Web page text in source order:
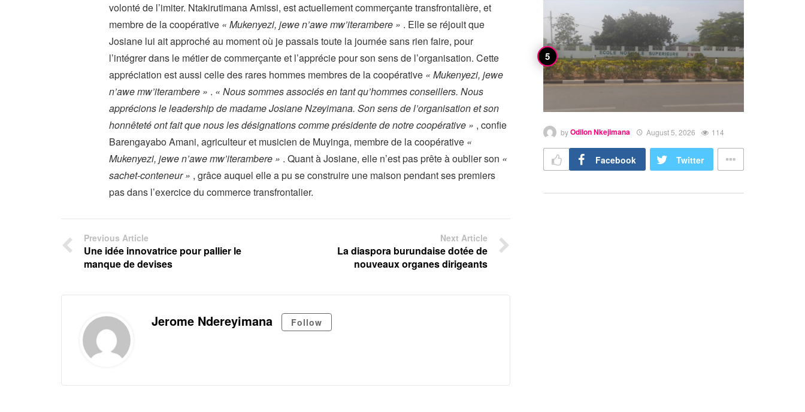
volonté de l’imiter. Ntakirutimana Amissi, est actuellement commerçante transfrontalière, et
membre de la coopérative « Mukenyezi, jewe n’awe mw’iterambere » . Elle se réjouit que
Josiane lui ait approché au moment où je passais toute la journée sans rien faire, pour
l’intégrer dans le métier de commerçante et l’apprécie pour son sens de l’organisation. Cette
appréciation est aussi celle des rares hommes membres de la coopérative « Mukenyezi, jewe
n’awe mw’iterambere » . « Nous sommes associés en tant qu’hommes conseillers. Nous
apprécions le leadership de madame Josiane Nzeyimana. Son sens de l’organisation et son
honnêteté ont fait que nous les désignations comme présidente de notre coopérative » , confie
Barengayabo Amani, agriculteur et musicien de Muyinga, membre de la coopérative «
Mukenyezi, jewe n’awe mw’iterambere » . Quant à Josiane, elle n’est pas prête à oublier son «
sachet-conteneur » , grâce auquel elle a pu se construire une maison pendant ses premiers
pas dans l’exercice du commerce transfrontalier.
Previous Article
Une idée innovatrice pour pallier le
manque de devises
Next Article
La diaspora burundaise dotée de
nouveaux organes dirigeants
Jerome Ndereyimana Follow
byOdilon Nkejimana August 5, 2026 114
Facebook Twitter